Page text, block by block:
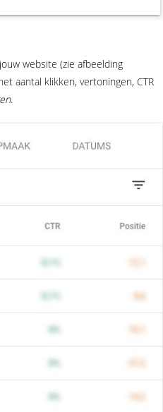
website (zie afbeelding
aantal klikken, vertoningen, CTR
.